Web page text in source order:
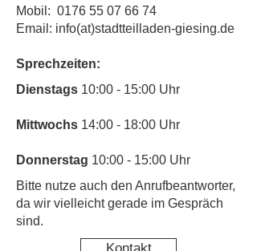
Mobil: 0176 55 07 66 74
Email: info(at)stadtteilladen-giesing.de
Sprechzeiten:
​Dienstags 10:00 - 15:00 Uhr
Mittwochs 14:00 - 18:00 Uhr
Donnerstag 10:00 - 15:00 Uhr
​Bitte nutze auch den Anrufbeantworter,
da wir vielleicht gerade im Gespräch
sind.